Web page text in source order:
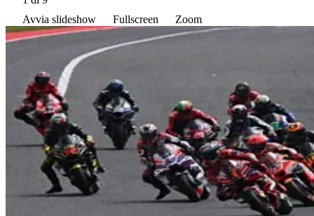
Avvia slideshow
Fullscreen Zoom